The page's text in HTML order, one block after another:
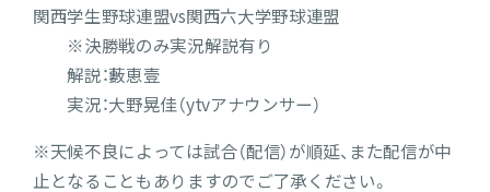
関西学生野球連盟vs関西六大学野球連盟
※決勝戦のみ実況解説有り
解説：藪恵壹
実況：大野晃佳（ytvアナウンサー）
※天候不良によっては試合（配信）が順延、また配信が中
止となることもありますのでご了承ください。